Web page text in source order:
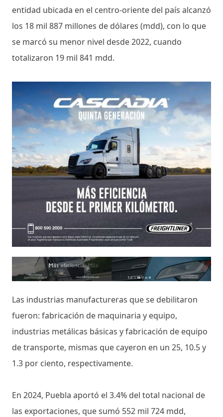
entidad ubicada en el centro-oriente del país alcanzó
los 18 mil 887 millones de dólares (mdd), con lo que
se marcó su menor nivel desde 2022, cuando
totalizaron 19 mil 841 mdd.
Las industrias manufactureras que se debilitaron
fueron: fabricación de maquinaria y equipo,
industrias metálicas básicas y fabricación de equipo
de transporte, mismas que cayeron en un 25, 10.5 y
1.3 por ciento, respectivamente.
En 2024, Puebla aportó el 3.4% del total nacional de
las exportaciones, que sumó 552 mil 724 mdd,